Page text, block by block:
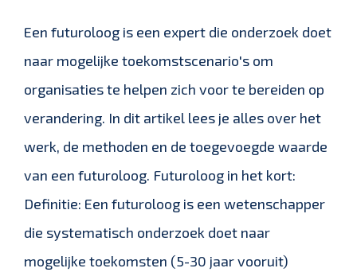
Een futuroloog is een expert die onderzoek doet
naar mogelijke toekomstscenario's om
organisaties te helpen zich voor te bereiden op
verandering. In dit artikel lees je alles over het
werk, de methoden en de toegevoegde waarde
van een futuroloog. Futuroloog in het kort:
Definitie: Een futuroloog is een wetenschapper
die systematisch onderzoek doet naar
mogelijke toekomsten (5-30 jaar vooruit)